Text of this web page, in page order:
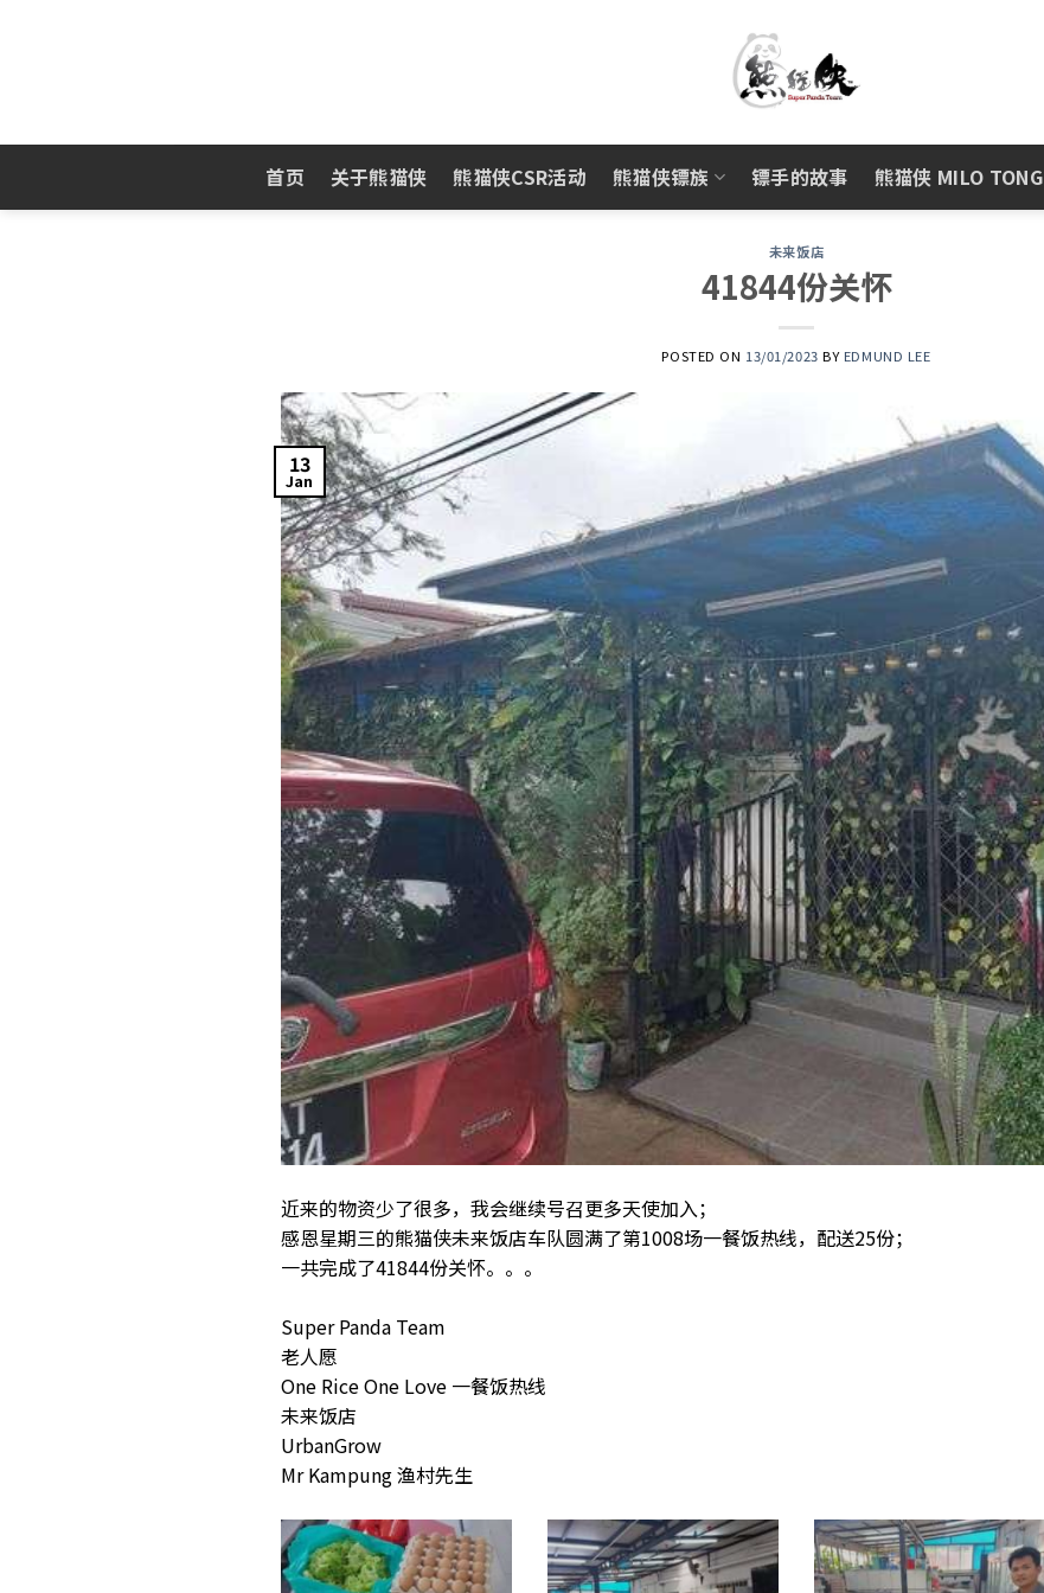
首页 关于熊猫侠 熊猫侠CSR活动 熊猫侠镖族 镖手的故事 熊猫侠 MILO TONG
未来饭店
41844份关怀
POSTED ON 13/01/2023 BY EDMUND LEE
13
Jan
近来的物资少了很多，我会继续号召更多天使加入；
感恩星期三的熊猫侠未来饭店车队圆满了第1008场一餐饭热线，配送25份；
一共完成了41844份关怀。。。
Super Panda Team
老人愿
One Rice One Love 一餐饭热线
未来饭店
UrbanGrow
Mr Kampung 渔村先生